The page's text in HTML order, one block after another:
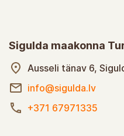
Sigulda maakonna
Ausseli tänav 6,
info@sigulda.lv
+371 67971335